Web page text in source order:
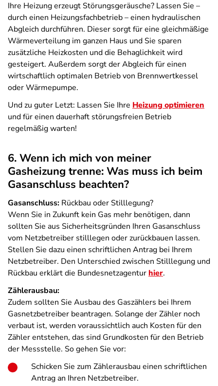
Ihre Heizung erzeugt Störungsgeräusche? Lassen Sie –
durch einen Heizungsfachbetrieb – einen hydraulischen
Abgleich durchführen. Dieser sorgt für eine gleichmäßige
Wärmeverteilung im ganzen Haus und Sie sparen
zusätzliche Heizkosten und die Behaglichkeit wird
gesteigert. Außerdem sorgt der Abgleich für einen
wirtschaftlich optimalen Betrieb von Brennwertkessel
oder Wärmepumpe.
Und zu guter Letzt: Lassen Sie Ihre Heizung optimieren
und für einen dauerhaft störungsfreien Betrieb
regelmäßig warten!
6. Wenn ich mich von meiner
Gasheizung trenne: Was muss ich beim
Gasanschluss beachten?
Gasanschluss: Rückbau oder Stilllegung?
Wenn Sie in Zukunft kein Gas mehr benötigen, dann
sollten Sie aus Sicherheitsgründen Ihren Gasanschluss
vom Netzbetreiber stilllegen oder zurückbauen lassen.
Stellen Sie dazu einen schriftlichen Antrag bei Ihrem
Netzbetreiber. Den Unterschied zwischen Stilllegung und
Rückbau erklärt die Bundesnetzagentur hier.
Zählerausbau:
Zudem sollten Sie Ausbau des Gaszählers bei Ihrem
Gasnetzbetreiber beantragen. Solange der Zähler noch
verbaut ist, werden voraussichtlich auch Kosten für den
Zähler entstehen, das sind Grundkosten für den Betrieb
der Messstelle. So gehen Sie vor:
Schicken Sie zum Zählerausbau einen schriftlichen
Antrag an Ihren Netzbetreiber.